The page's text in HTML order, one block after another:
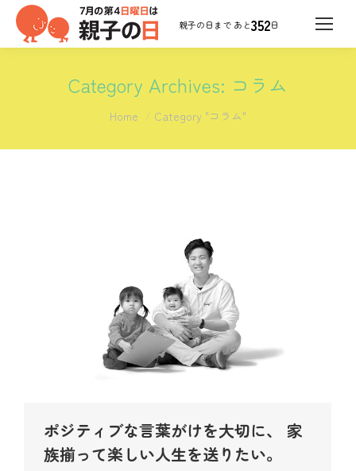
352日
Category Archives: コラム
You are here:
Home Category "コラム"
ポジティブな言葉がけを大切に、 家
族揃って楽しい人生を送りたい。